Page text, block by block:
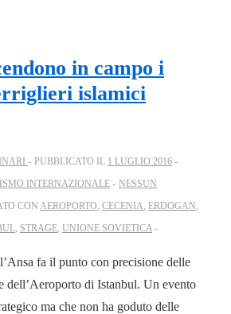
in campo i
islamici
PUBBLICATO IL 1 LUGLIO 2016
INTERNAZIONALE
NESSUN
CON AEROPORTO CECENIA ERDOGAN
STRAGE UNIONE SOVIETICA
fa il punto con precisione delle
dell’Aeroporto di Istanbul. Un evento
ma che non ha goduto delle